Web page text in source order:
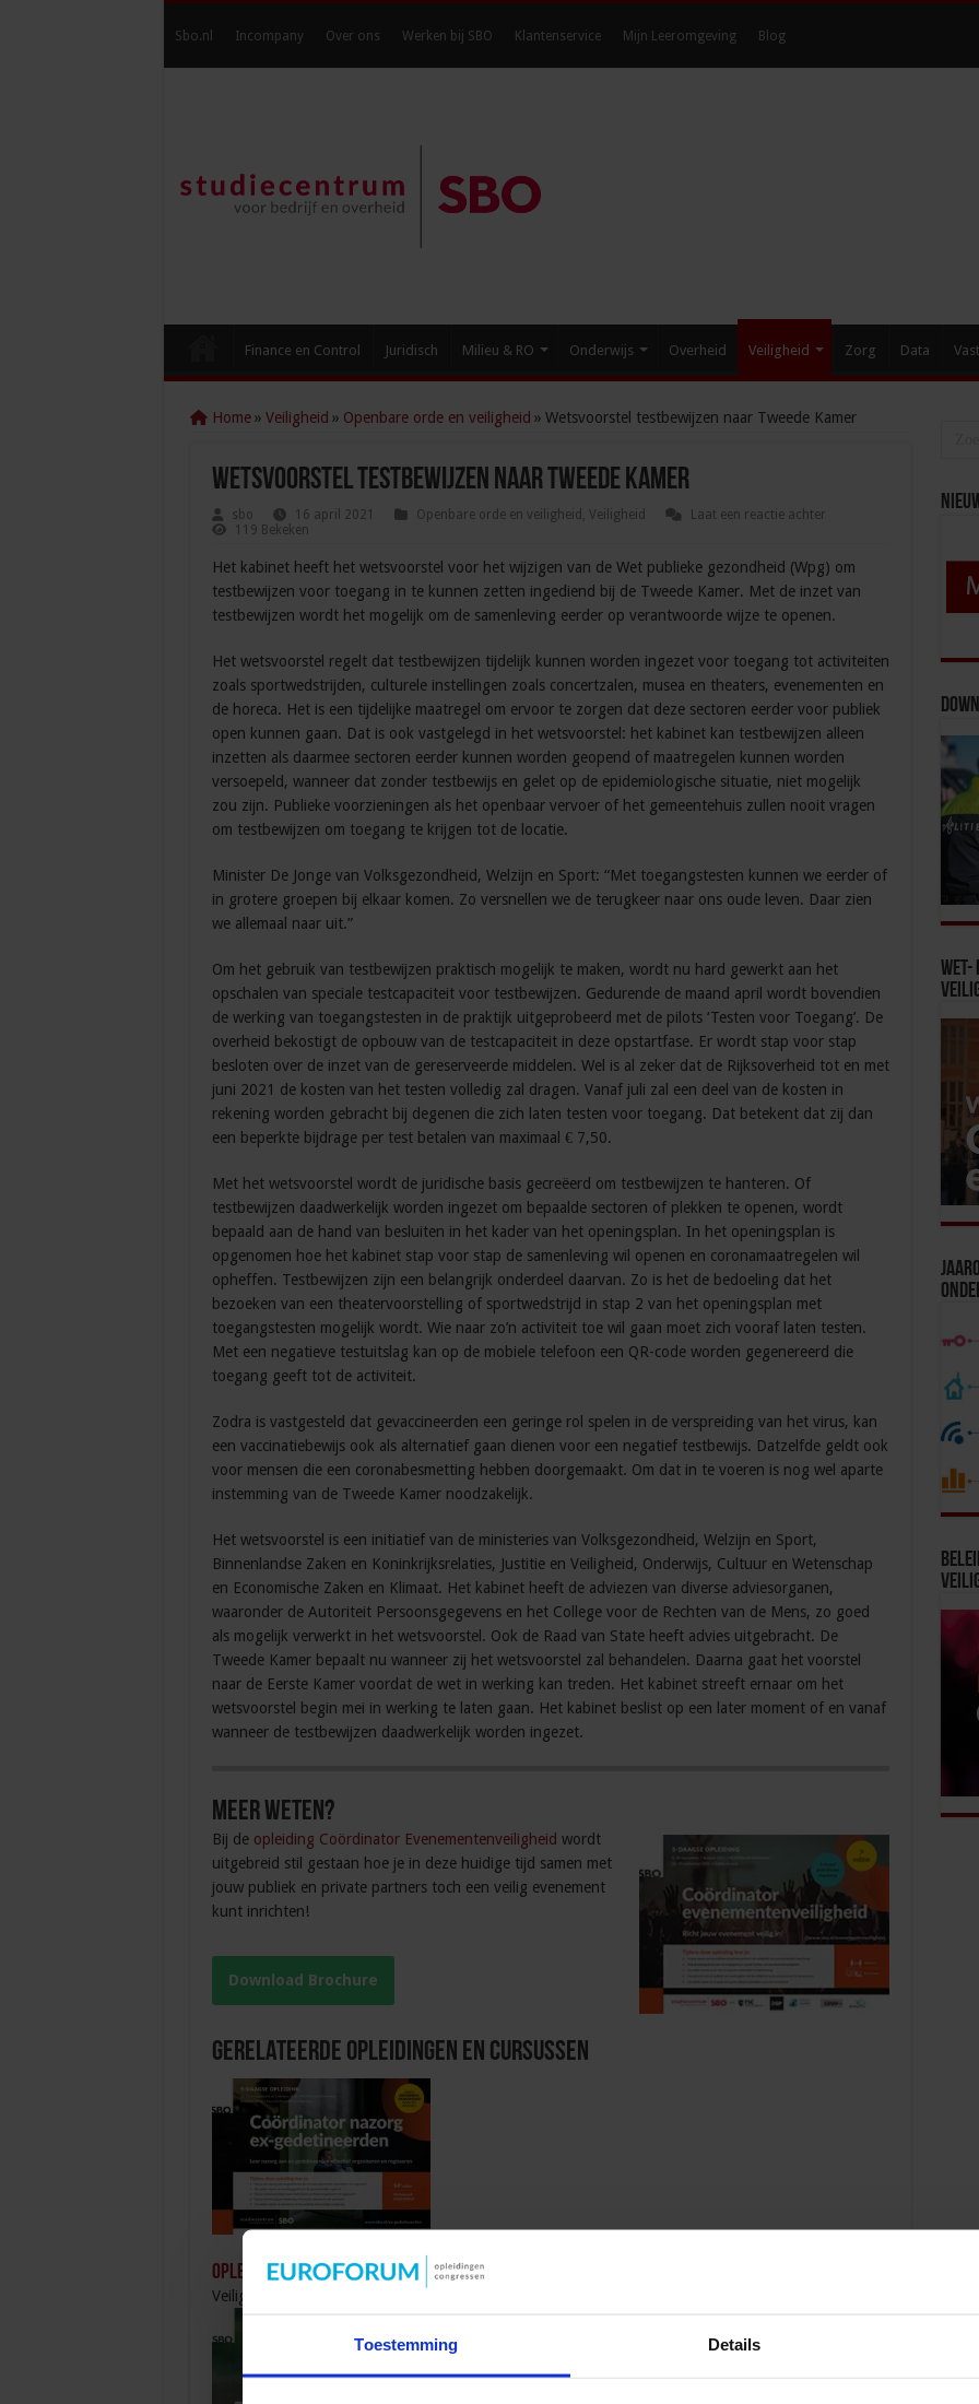
Toestemming Details
Sbo.nl Incompany Over ons Werken bij SBO Klantenservice Mijn Leeromgeving Blog
Finance en Control Juridisch Milieu & RO Onderwijs Overheid Veiligheid Zorg Data
Home » Veiligheid » Openbare orde en veiligheid » Wetsvoorstel testbewijzen naar Tweede Kamer
Wetsvoorstel testbewijzen naar Tweede Kamer
sbo 16 april 2021 Openbare orde en veiligheid , Veiligheid
Laat een reactie achter
119 Bekeken
Het kabinet heeft het wetsvoorstel voor het wijzigen van de Wet publieke gezondheid (Wpg) om
testbewijzen voor toegang in te kunnen zetten ingediend bij de Tweede Kamer. Met de inzet van
testbewijzen wordt het mogelijk om de samenleving eerder op verantwoorde wijze te openen.
Het wetsvoorstel regelt dat testbewijzen tijdelijk kunnen worden ingezet voor toegang tot activiteiten
zoals sportwedstrijden, culturele instellingen zoals concertzalen, musea en theaters, evenementen en
de horeca. Het is een tijdelijke maatregel om ervoor te zorgen dat deze sectoren eerder voor publiek
open kunnen gaan. Dat is ook vastgelegd in het wetsvoorstel: het kabinet kan testbewijzen alleen
inzetten als daarmee sectoren eerder kunnen worden geopend of maatregelen kunnen worden
versoepeld, wanneer dat zonder testbewijs en gelet op de epidemiologische situatie, niet mogelijk
zou zijn. Publieke voorzieningen als het openbaar vervoer of het gemeentehuis zullen nooit vragen
om testbewijzen om toegang te krijgen tot de locatie.
Minister De Jonge van Volksgezondheid, Welzijn en Sport: “Met toegangstesten kunnen we eerder of
in grotere groepen bij elkaar komen. Zo versnellen we de terugkeer naar ons oude leven. Daar zien
we allemaal naar uit.”
Om het gebruik van testbewijzen praktisch mogelijk te maken, wordt nu hard gewerkt aan het
opschalen van speciale testcapaciteit voor testbewijzen. Gedurende de maand april wordt bovendien
de werking van toegangstesten in de praktijk uitgeprobeerd met de pilots ‘Testen voor Toegang’. De
overheid bekostigt de opbouw van de testcapaciteit in deze opstartfase. Er wordt stap voor stap
besloten over de inzet van de gereserveerde middelen. Wel is al zeker dat de Rijksoverheid tot en met
juni 2021 de kosten van het testen volledig zal dragen. Vanaf juli zal een deel van de kosten in
rekening worden gebracht bij degenen die zich laten testen voor toegang. Dat betekent dat zij dan
een beperkte bijdrage per test betalen van maximaal € 7,50.
Met het wetsvoorstel wordt de juridische basis gecreëerd om testbewijzen te hanteren. Of
testbewijzen daadwerkelijk worden ingezet om bepaalde sectoren of plekken te openen, wordt
bepaald aan de hand van besluiten in het kader van het openingsplan. In het openingsplan is
opgenomen hoe het kabinet stap voor stap de samenleving wil openen en coronamaatregelen wil
opheffen. Testbewijzen zijn een belangrijk onderdeel daarvan. Zo is het de bedoeling dat het
bezoeken van een theatervoorstelling of sportwedstrijd in stap 2 van het openingsplan met
toegangstesten mogelijk wordt. Wie naar zo’n activiteit toe wil gaan moet zich vooraf laten testen.
Met een negatieve testuitslag kan op de mobiele telefoon een QR-code worden gegenereerd die
toegang geeft tot de activiteit.
Zodra is vastgesteld dat gevaccineerden een geringe rol spelen in de verspreiding van het virus, kan
een vaccinatiebewijs ook als alternatief gaan dienen voor een negatief testbewijs. Datzelfde geldt ook
voor mensen die een coronabesmetting hebben doorgemaakt. Om dat in te voeren is nog wel aparte
instemming van de Tweede Kamer noodzakelijk.
Het wetsvoorstel is een initiatief van de ministeries van Volksgezondheid, Welzijn en Sport,
Binnenlandse Zaken en Koninkrijksrelaties, Justitie en Veiligheid, Onderwijs, Cultuur en Wetenschap
en Economische Zaken en Klimaat. Het kabinet heeft de adviezen van diverse adviesorganen,
waaronder de Autoriteit Persoonsgegevens en het College voor de Rechten van de Mens, zo goed
als mogelijk verwerkt in het wetsvoorstel. Ook de Raad van State heeft advies uitgebracht. De
Tweede Kamer bepaalt nu wanneer zij het wetsvoorstel zal behandelen. Daarna gaat het voorstel
naar de Eerste Kamer voordat de wet in werking kan treden. Het kabinet streeft ernaar om het
wetsvoorstel begin mei in werking te laten gaan. Het kabinet beslist op een later moment of en vanaf
wanneer de testbewijzen daadwerkelijk worden ingezet.
Meer weten?
Bij de opleiding Coördinator Evenementenveiligheid wordt
uitgebreid stil gestaan hoe je in deze huidige tijd samen met
jouw publiek en private partners toch een veilig evenement
kunt inrichten!
Download Brochure
Gerelateerde Opleidingen en Cursussen
Opleiding Coördinator nazorg ex-gedetineerden
Veiligheid
Wet-